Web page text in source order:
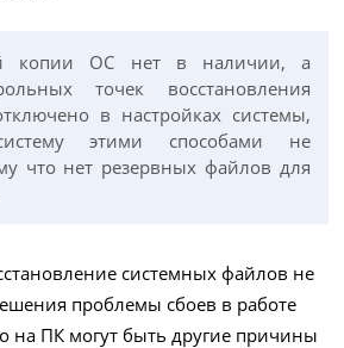
копии ОС нет в наличии, а
точек восстановления
в настройках системы,
этими способами не
что нет резервных файлов для
системных файлов не
проблемы сбоев в работе
на ПК могут быть другие причины